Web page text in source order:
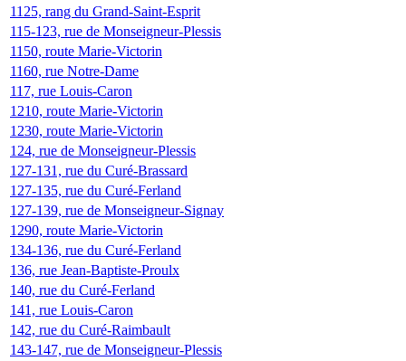
1125, rang du Grand-Saint-Esprit
115-123, rue de Monseigneur-Plessis
1150, route Marie-Victorin
1160, rue Notre-Dame
117, rue Louis-Caron
1210, route Marie-Victorin
1230, route Marie-Victorin
124, rue de Monseigneur-Plessis
127-131, rue du Curé-Brassard
127-135, rue du Curé-Ferland
127-139, rue de Monseigneur-Signay
1290, route Marie-Victorin
134-136, rue du Curé-Ferland
136, rue Jean-Baptiste-Proulx
140, rue du Curé-Ferland
141, rue Louis-Caron
142, rue du Curé-Raimbault
143-147, rue de Monseigneur-Plessis